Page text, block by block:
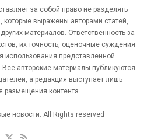
за собой право не разделять
выражены авторами статей,
материалов. Ответственность за
их точность, оценочные суждения
использования представленной
авторские материалы публикуются
а редакция выступает лишь
размещения контента.
новости. All Rights reserved